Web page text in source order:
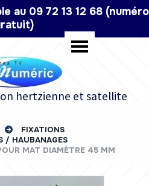
au 09 72 13 12 68 (numéro
hertzienne et satellite
FIXATIONS
/ HAUBANAGES
MAT DIAMÈTRE 45 MM